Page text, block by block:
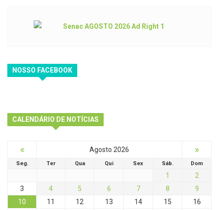
NOSSO FACEBOOK
CALENDÁRIO DE NOTÍCIAS
« Agosto 2026 »
Seg. Ter Qua Qui Sex Sáb. Dom
1
2
3
4 5 6 7 8
9
10
11 12 13 14 15
16